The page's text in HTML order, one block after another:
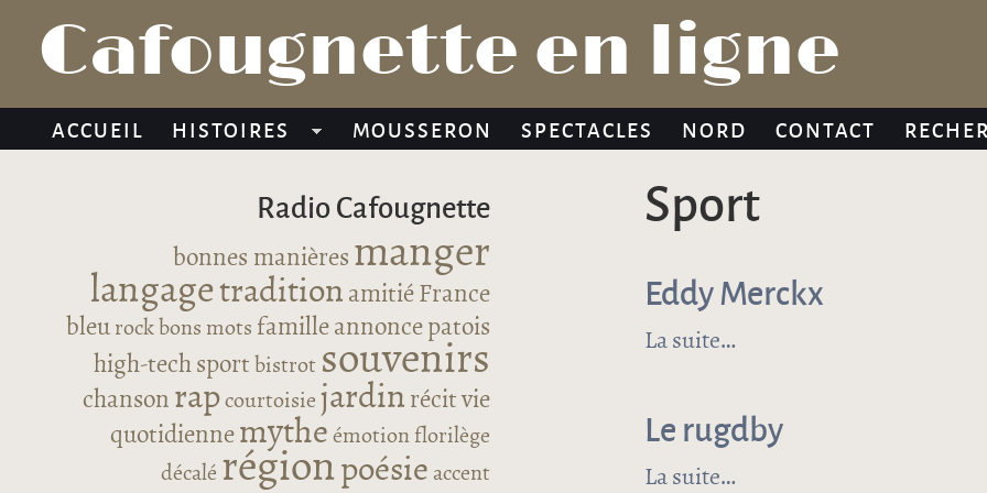
Jump to navigation
Cafougnette en ligne
ACCUEIL HISTOIRES MOUSSERON SPECTACLES NORD CONTACT
sport
Eddy Merckx
La suitede Eddy Merckx
Le rugdby
La suitede Le rugdby
Radio Cafougnette
bonnes manières manger
langagetradition amitiéFrance
bleu rock bons mots familleannoncepatois
high-techsport bistrot souvenirs
chanson rapcourtoisie jardin récitvie
quotidiennemythe émotion florilège
décalé régionpoésie accent